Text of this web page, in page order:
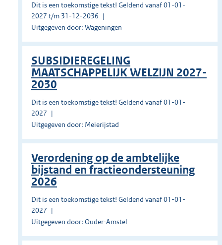
Dit is een toekomstige tekst! Geldend vanaf 01-01-
2027 t/m 31-12-2036
Uitgegeven door: Wageningen
SUBSIDIEREGELING
MAATSCHAPPELIJK WELZIJN 2027-
2030
Dit is een toekomstige tekst! Geldend vanaf 01-01-
2027
Uitgegeven door: Meierijstad
Verordening op de ambtelijke
bijstand en fractieondersteuning
2026
Dit is een toekomstige tekst! Geldend vanaf 01-01-
2027
Uitgegeven door: Ouder-Amstel